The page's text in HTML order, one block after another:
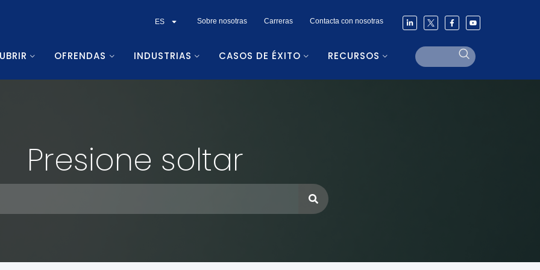
ES Sobre nosotras Carreras Contacta con nosotras
OFRENDAS INDUSTRIAS CASOS DE ÉXITO RECURSOS
Presione soltar